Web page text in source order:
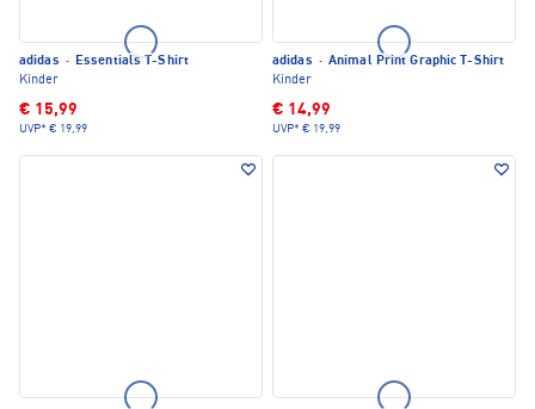
adidas · Essentials T-Shirt
Kinder
€ 15,99
UVP* € 19,99
adidas · Animal Print Graphic T-Shirt
Kinder
€ 14,99
UVP* € 19,99